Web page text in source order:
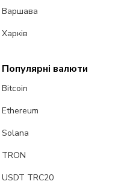
Варшава
Харків
Популярні валюти
Bitcoin
Ethereum
Solana
TRON
USDT TRC20